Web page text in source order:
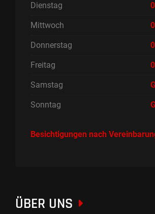
Dienstag
Mittwoch
Donnerstag
Freitag
Samstag
Sonntag
Besichtigungen nach
ÜBER UNS